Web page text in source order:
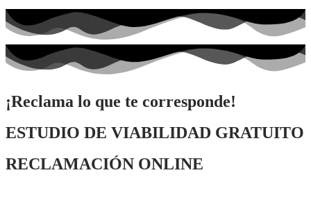
¡Reclama lo que te corresponde!
ESTUDIO DE VIABILIDAD GRATUITO
RECLAMACIÓN ONLINE